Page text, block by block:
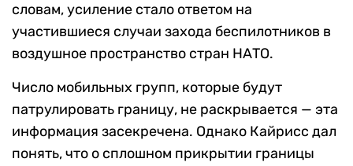
словам, усиление стало ответом на
участившиеся случаи захода беспилотников в
воздушное пространство стран НАТО.
Число мобильных групп, которые будут
патрулировать границу, не раскрывается — эта
информация засекречена. Однако Кайрисс дал
понять, что о сплошном прикрытии границы